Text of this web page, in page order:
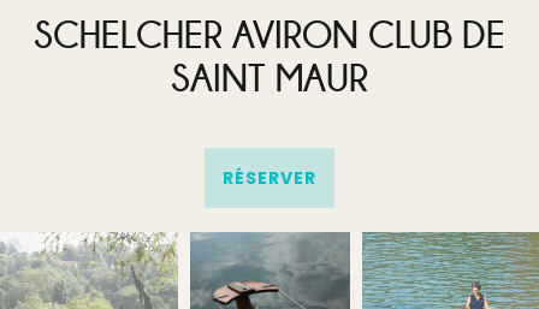
SCHELCHER AVIRON CLUB DE
SAINT MAUR
RÉSERVER